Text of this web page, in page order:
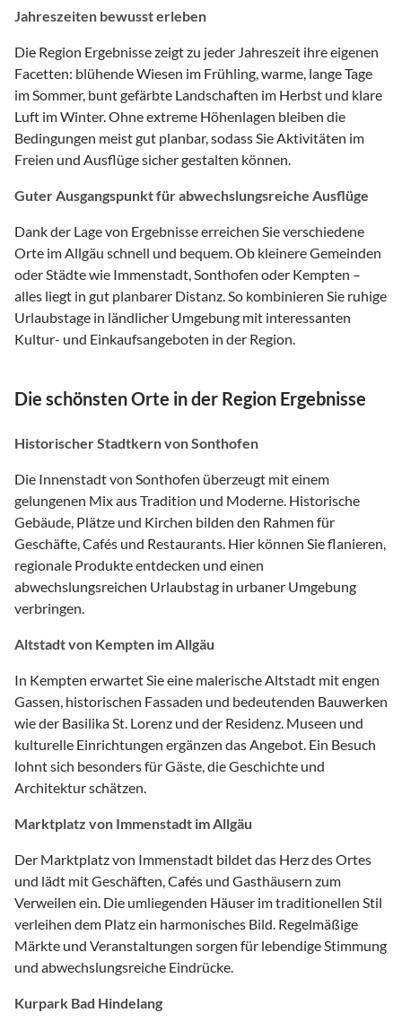
Jahreszeiten bewusst erleben
Die Region Ergebnisse zeigt zu jeder Jahreszeit ihre eigenen
Facetten: blühende Wiesen im Frühling, warme, lange Tage
im Sommer, bunt gefärbte Landschaften im Herbst und klare
Luft im Winter. Ohne extreme Höhenlagen bleiben die
Bedingungen meist gut planbar, sodass Sie Aktivitäten im
Freien und Ausflüge sicher gestalten können.
Guter Ausgangspunkt für abwechslungsreiche Ausflüge
Dank der Lage von Ergebnisse erreichen Sie verschiedene
Orte im Allgäu schnell und bequem. Ob kleinere Gemeinden
oder Städte wie Immenstadt, Sonthofen oder Kempten –
alles liegt in gut planbarer Distanz. So kombinieren Sie ruhige
Urlaubstage in ländlicher Umgebung mit interessanten
Kultur- und Einkaufsangeboten in der Region.
Die schönsten Orte in der Region Ergebnisse
Historischer Stadtkern von Sonthofen
Die Innenstadt von Sonthofen überzeugt mit einem
gelungenen Mix aus Tradition und Moderne. Historische
Gebäude, Plätze und Kirchen bilden den Rahmen für
Geschäfte, Cafés und Restaurants. Hier können Sie flanieren,
regionale Produkte entdecken und einen
abwechslungsreichen Urlaubstag in urbaner Umgebung
verbringen.
Altstadt von Kempten im Allgäu
In Kempten erwartet Sie eine malerische Altstadt mit engen
Gassen, historischen Fassaden und bedeutenden Bauwerken
wie der Basilika St. Lorenz und der Residenz. Museen und
kulturelle Einrichtungen ergänzen das Angebot. Ein Besuch
lohnt sich besonders für Gäste, die Geschichte und
Architektur schätzen.
Marktplatz von Immenstadt im Allgäu
Der Marktplatz von Immenstadt bildet das Herz des Ortes
und lädt mit Geschäften, Cafés und Gasthäusern zum
Verweilen ein. Die umliegenden Häuser im traditionellen Stil
verleihen dem Platz ein harmonisches Bild. Regelmäßige
Märkte und Veranstaltungen sorgen für lebendige Stimmung
und abwechslungsreiche Eindrücke.
Kurpark Bad Hindelang